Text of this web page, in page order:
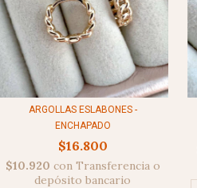
ARGOLLAS ESLABONES -
ENCHAPADO
$16.800
$10.920 con Transferencia o
depósito bancario